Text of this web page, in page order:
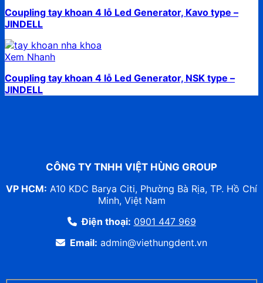
Coupling tay khoan 4 lỗ Led Generator, Kavo type –
JINDELL
Xem Nhanh
Coupling tay khoan 4 lỗ Led Generator, NSK type –
JINDELL
CÔNG TY TNHH VIỆT HÙNG GROUP
VP HCM: A10 KDC Barya Citi, Phường Bà Rịa, TP. Hồ Chí
Minh, Việt Nam
Điện thoại: 0901 447 969
Email: admin@viethungdent.vn